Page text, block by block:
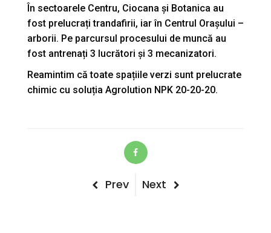
În sectoarele Centru, Ciocana și Botanica au
fost prelucrați trandafirii, iar în Centrul Orașului –
arborii. Pe parcursul procesului de muncă au
fost antrenați 3 lucrători și 3 mecanizatori.
Reamintim că toate spațiile verzi sunt prelucrate
chimic cu soluția Agrolution NPK 20-20-20.
Previous
Prev
Next
Next